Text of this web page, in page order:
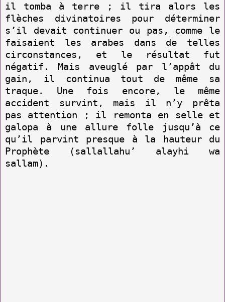
il tomba à terre ; il tira alors les
flèches divinatoires pour déterminer
s’il devait continuer ou pas, comme le
faisaient les arabes dans de telles
circonstances, et le résultat fut
négatif. Mais aveuglé par l’appât du
gain, il continua tout de même sa
traque. Une fois encore, le même
accident survint, mais il n’y prêta
pas attention ; il remonta en selle et
galopa à une allure folle jusqu’à ce
qu’il parvint presque à la hauteur du
Prophète (sallallahu’ alayhi wa
sallam).